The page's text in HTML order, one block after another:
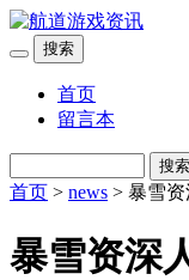
搜索
首页
留言本
搜索
首页 > news > 暴雪
暴雪资深